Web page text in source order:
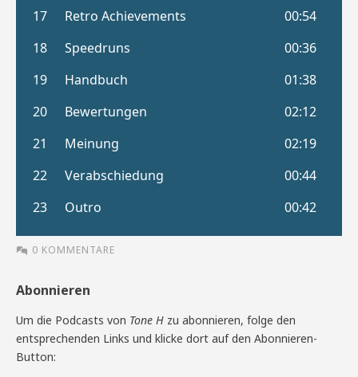
0 KOMMENTARE
Abonnieren
Um die Podcasts von Tone H zu abonnieren, folge den
entsprechenden Links und klicke dort auf den Abonnieren-
Button: